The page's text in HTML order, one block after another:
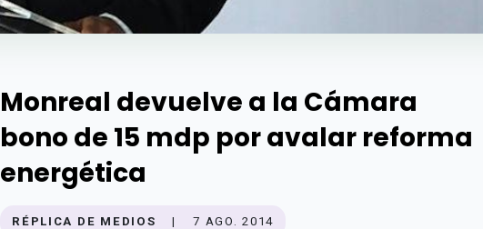
Monreal devuelve a la Cámara
bono de 15 mdp por avalar reforma
energética
RÉPLICA DE MEDIOS | 7 AGO. 2014